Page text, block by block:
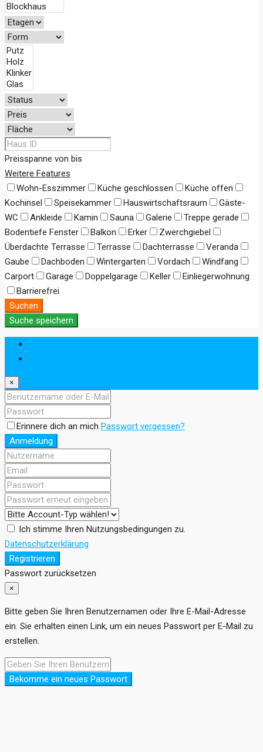
Preisspanne von bis
Weitere Features
Wohn-Esszimmer
Küche geschlossen
Küche offen
Kochinsel
Speisekammer Hauswirtschaftsraum
Gäste-
WC
Ankleide Kamin Sauna Galerie
Treppe gerade
Bodentiefe Fenster
Balkon Erker
Zwerchgiebel
Überdachte Terrasse
Terrasse Dachterrasse
Veranda
Gaube
Dachboden Wintergarten Vordach
Windfang
Carport
Garage Doppelgarage Keller
Einliegerwohnung
Barrierefrei
Suchen
Suche speichern
×
Erinnere dich an mich Passwort vergessen?
Anmeldung
Ich stimme Ihren Nutzungsbedingungen zu.
Datenschutzerklärung
Registrieren
Passwort zurücksetzen
×
Bitte geben Sie Ihren Benutzernamen oder Ihre E-Mail-Adresse
ein. Sie erhalten einen Link, um ein neues Passwort per E-Mail zu
erstellen.
Bekomme ein neues Passwort